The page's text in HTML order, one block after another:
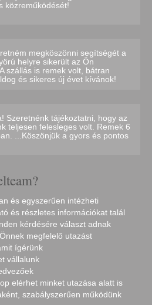
közreműködését!
megköszönni segítségét a
helyre sikerült az Ön
szállás is remek volt, bátran
és sikeres új évet kívánok!
Szeretnénk tájékoztatni, hogy az
teljesen felesleges volt. Remek 6
...Köszönjük a gyors és pontos
és egyszerűen intézheti
és részletes információkat talál
kérdésére választ adnak
megfelelő utazást
ígérünk
vállalunk
elérhet minket utazása alatt is
szabályszerűen működünk